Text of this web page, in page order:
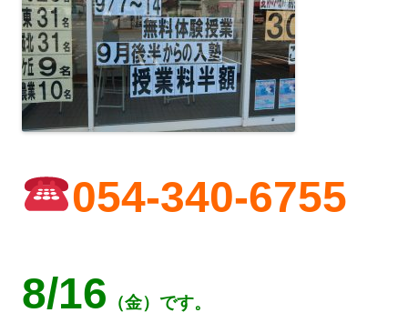
054-340-6755
8/16 （金）です。